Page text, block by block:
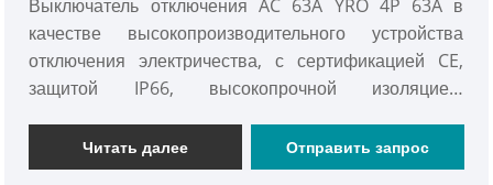
Выключатель отключения AC 63A YRO 4P 63A в
качестве высокопроизводительного устройства
отключения электричества, с сертификацией CE,
защитой IP66, высокопрочной изоляцией,
ультрафиолета и другими преимуществами, в цепях
высокой мощности и сложных условиях
Читать далее Отправить запрос